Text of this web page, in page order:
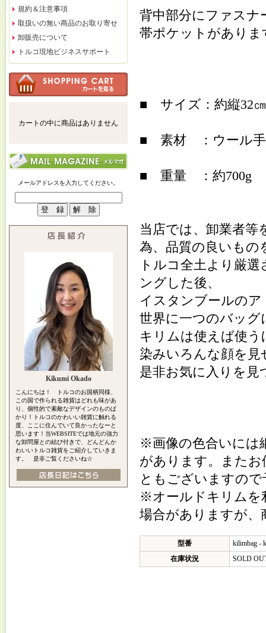
規約＆注意事項
取扱いの無い商品のお取り寄せ
卸販売について
トルコ現地ビジネスサポート
カートの中に商品はありません
メールアドレスを入力してください。
Kikumi Okado
こんにちは！ トルコのお国柄同様、
この国で作られる雑貨はどれも味があ
り、個性的で素敵なデザインのものば
かり！トルコのかわいい雑貨に触れる
度、ここに住んでいて良かったなーと
思います！当WEBSITEでは地元の強力
な卸問屋との結び付きで、どんどんか
わいいトルコ雑貨をご紹介していきま
す。 是非ご覧くださいね☆
背中部分にファスナ
帯ポケットがありま
■ サイズ：約縦
■ 素材 ：ウール
■ 重量 ：約700g
当店では、卸業者等
為、品質の良いもの
トルコ全土より厳
ングした後、
イスタンブールの
世界に一つのバッ
キリムは使えば使
染みいろんな顔を
是非お気に入りを
※画像の色合いには
があります。また
ともございますの
※オールドキリムを
場合がありますが、
型番
kilimbag -
在庫状況
SOLD